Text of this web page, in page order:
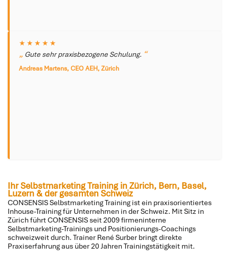
★★★★★
Gute sehr praxisbezogene Schulung.
Andreas Martens, CEO AEH, Zürich
Ihr Selbstmarketing Training in Zürich, Bern, Basel,
Luzern & der gesamten Schweiz
CONSENSIS Selbstmarketing Training ist ein praxisorientiertes
Inhouse-Training für Unternehmen in der Schweiz. Mit Sitz in
Zürich führt CONSENSIS seit 2009 firmeninterne
Selbstmarketing-Trainings und Positionierungs-Coachings
schweizweit durch. Trainer René Surber bringt direkte
Praxiserfahrung aus über 20 Jahren Trainingstätigkeit mit.